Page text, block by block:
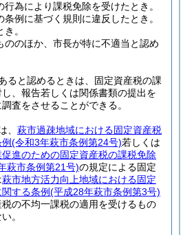
為により課税免除を受けたとき。
条例に基づく規則に違反したとき。
。
ののほか、市長が特に不適当と認め
ると認めるときは、固定資産税の課
、報告若しくは関係書類の提出を
査をさせることができる。
、 萩市過疎地域における固定資産税
(令和3年萩市条例第24号)若しくは
進のための固定資産税の課税免除
萩市条例第21号)の規定による固定
萩市地方活力向上地域における固定
する条例(平成28年萩市条例第3号)
の不均一課税の適用を受けるもの
。